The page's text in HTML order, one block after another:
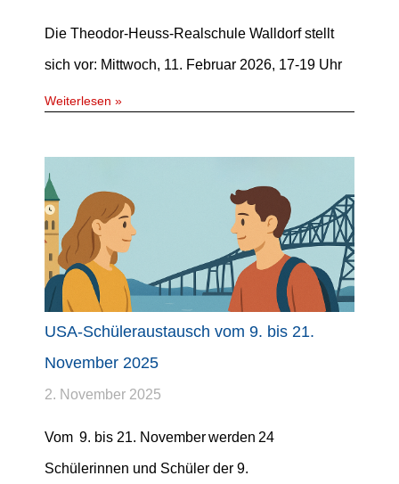
Die Theodor-Heuss-Realschule Walldorf stellt
sich vor: Mittwoch, 11. Februar 2026, 17-19 Uhr
Weiterlesen »
USA-Schüleraustausch vom 9. bis 21.
November 2025
2. November 2025
Vom 9. bis 21. November werden 24
Schülerinnen und Schüler der 9.